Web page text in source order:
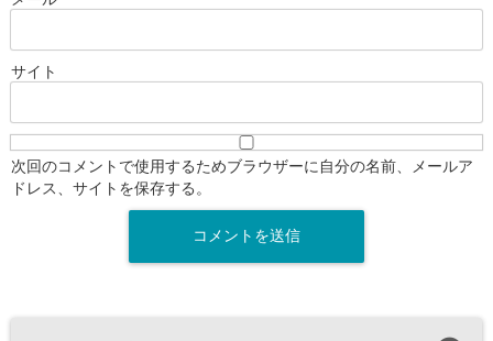
サイト
次回のコメントで使用するためブラウザーに自分の名前、メールア
ドレス、サイトを保存する。